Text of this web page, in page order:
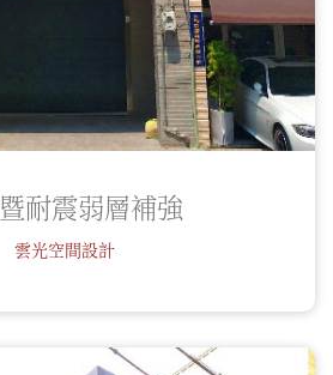
耐震弱層補強
雲光空間設計